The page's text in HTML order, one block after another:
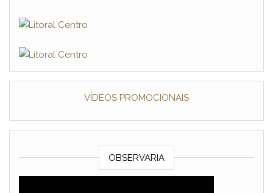
VÍDEOS PROMOCIONAIS
OBSERVARIA